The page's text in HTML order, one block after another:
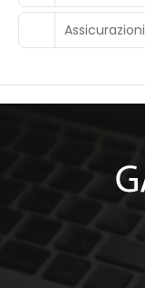
Assicurazioni